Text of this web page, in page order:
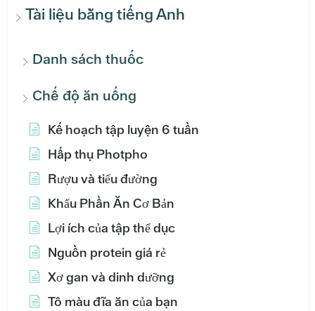
Tài liệu bằng tiếng Anh
Danh sách thuốc
Chế độ ăn uống
Kế hoạch tập luyện 6 tuần
Hấp thụ Photpho
Rượu và tiểu đường
Khẩu Phần Ăn Cơ Bản
Lợi ích của tập thể dục
Nguồn protein giá rẻ
Xơ gan và dinh dưỡng
Tô màu đĩa ăn của bạn